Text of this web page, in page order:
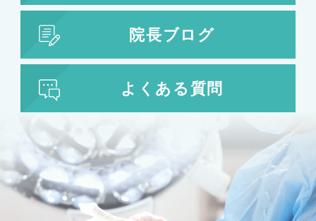
院長ブログ
よくある質問